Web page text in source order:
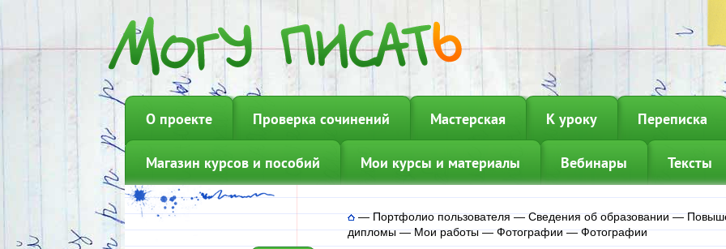
О проекте Проверка сочинений Мастерская К уроку Переписка
Магазин курсов и пособий Мои курсы и материалы Вебинары Тексты
—Портфолио пользователя—Сведения об образовании—
дипломы—Мои работы—Фотографии—Фотографии